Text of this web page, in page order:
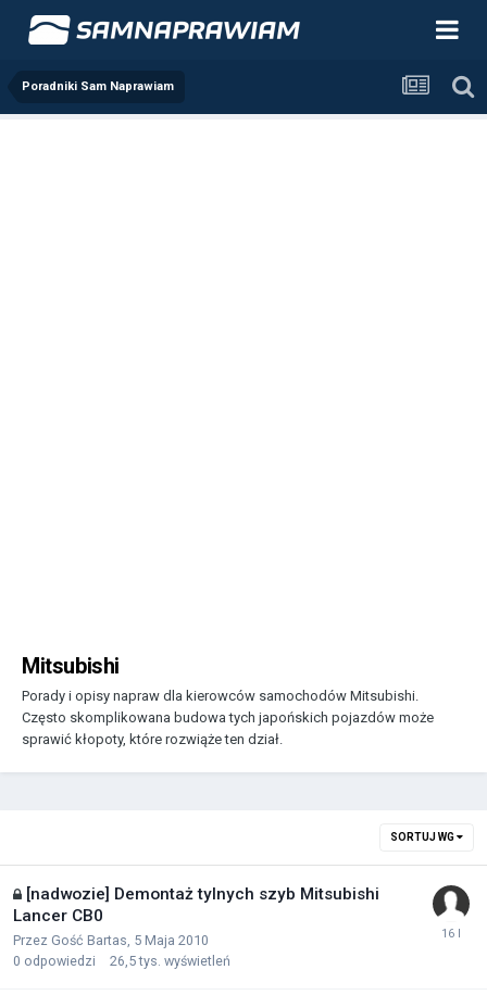
Poradniki Sam Naprawiam
Mitsubishi
Porady i opisy napraw dla kierowców samochodów Mitsubishi.
Często skomplikowana budowa tych japońskich pojazdów może
sprawić kłopoty, które rozwiąże ten dział.
SORTUJ WG
[nadwozie] Demontaż tylnych szyb Mitsubishi
Lancer CB0
Przez Gość Bartas, 5 Maja 2010
0 odpowiedzi 26,5 tys. wyświetleń